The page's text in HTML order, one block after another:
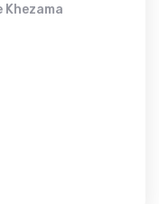
Khezama